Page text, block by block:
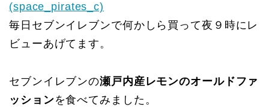
(space_pirates_c)
毎日セブンイレブンで何かしら買って夜９時にレ
ビューあげてます。
セブンイレブンの瀬戸内産レモンのオールドファ
ッションを食べてみました。